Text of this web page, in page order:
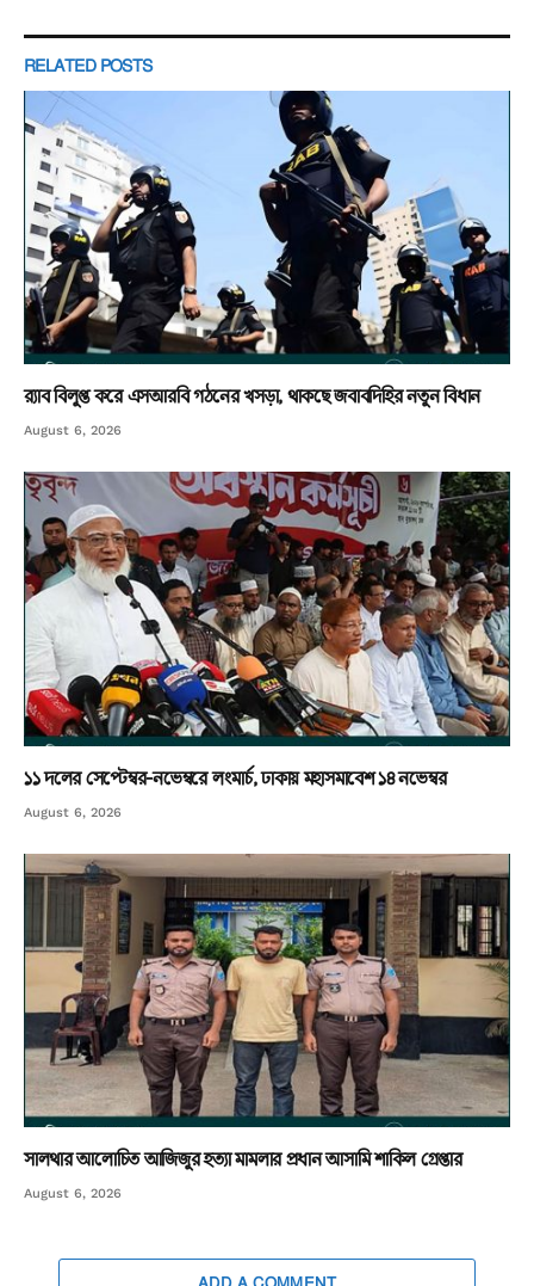
RELATED POSTS
র‌্যাব বিলুপ্ত করে এসআরবি গঠনের খসড়া, থাকছে জবাবদিহির নতুন বিধান
August 6, 2026
১১ দলের সেপ্টেম্বর-নভেম্বরে লংমার্চ, ঢাকায় মহাসমাবেশ ১৪ নভেম্বর
August 6, 2026
সালথার আলোচিত আজিজুর হত্যা মামলার প্রধান আসামি শাকিল গ্রেপ্তার
August 6, 2026